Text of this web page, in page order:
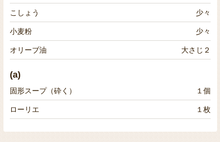
こしょう 少々
小麦粉 少々
オリーブ油 大さじ２
(a)
固形スープ（砕く） １個
ローリエ １枚